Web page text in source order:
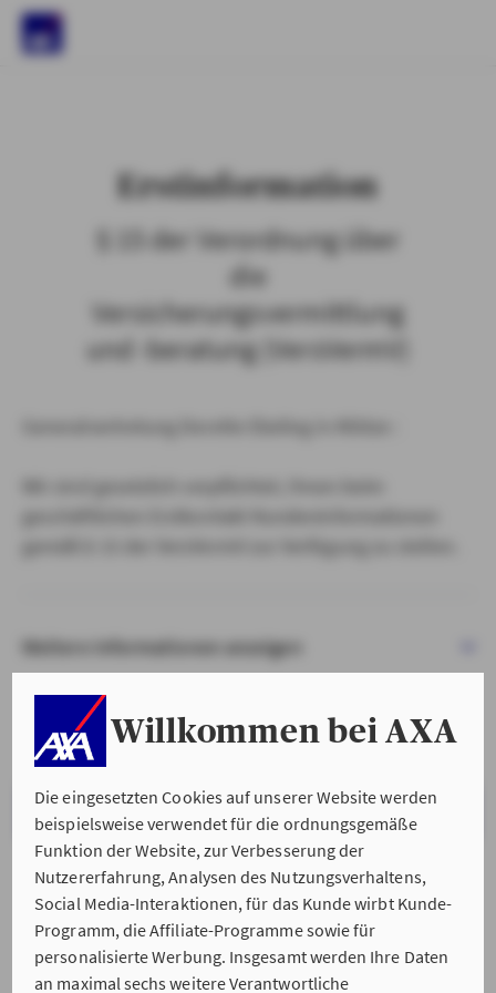
Willkommen bei AXA
Die eingesetzten Cookies auf unserer Website werden
beispielsweise verwendet für die ordnungsgemäße
Funktion der Website, zur Verbesserung der
Nutzererfahrung, Analysen des Nutzungsverhaltens,
Social Media-Interaktionen, für das Kunde wirbt Kunde-
Programm, die Affiliate-Programme sowie für
personalisierte Werbung. Insgesamt werden Ihre Daten
an maximal sechs weitere Verantwortliche
Erstinformation
§ 15 der Verordnung über
die
Versicherungsvermittlung
und -beratung (VersVermV)
Weitere Informationen anzeigen
VERSTANDEN & WEITER